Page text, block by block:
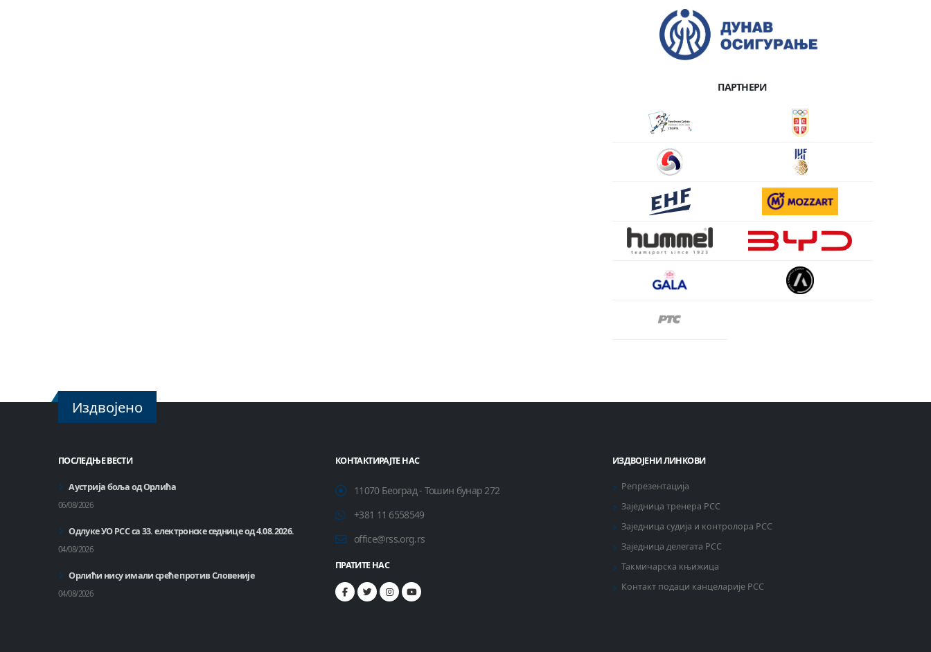
ПАРТНЕРИ
Издвојено
ПОСЛЕДЊЕ ВЕСТИ
Аустрија боља од Орлића
06/08/2026
Одлуке УО РСС са 33. електронске седнице од 4.08.2026.
04/08/2026
Орлићи нису имали среће против Словеније
04/08/2026
КОНТАКТИРАЈТЕ НАС
11070 Београд - Тошин бунар 272
+381 11 6558549
office@rss.org.rs
ПРАТИТЕ НАС
ИЗДВОЈЕНИ ЛИНКОВИ
Репрезентација
Заједница тренера РСС
Заједница судија и контролора РСС
Заједница делегата РСС
Такмичарска књижица
Контакт подаци канцеларије РСС